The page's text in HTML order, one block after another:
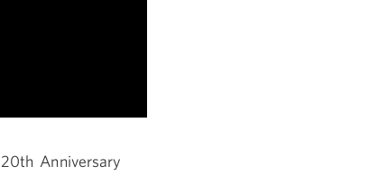
Anniversary